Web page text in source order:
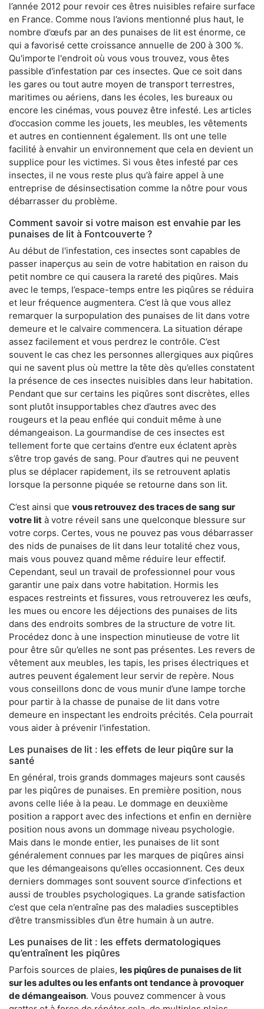
l’année 2012 pour revoir ces êtres nuisibles refaire surface
en France. Comme nous l’avions mentionné plus haut, le
nombre d’œufs par an des punaises de lit est énorme, ce
qui a favorisé cette croissance annuelle de 200 à 300 %.
Qu'importe l'endroit où vous vous trouvez, vous êtes
passible d'infestation par ces insectes. Que ce soit dans
les gares ou tout autre moyen de transport terrestres,
maritimes ou aériens, dans les écoles, les bureaux ou
encore les cinémas, vous pouvez être infesté. Les articles
d’occasion comme les jouets, les meubles, les vêtements
et autres en contiennent également. Ils ont une telle
facilité à envahir un environnement que cela en devient un
supplice pour les victimes. Si vous êtes infesté par ces
insectes, il ne vous reste plus qu’à faire appel à une
entreprise de désinsectisation comme la nôtre pour vous
débarrasser du problème.
Comment savoir si votre maison est envahie par les
punaises de lit à Fontcouverte ?
Au début de l'infestation, ces insectes sont capables de
passer inaperçus au sein de votre habitation en raison du
petit nombre ce qui causera la rareté des piqûres. Mais
avec le temps, l’espace-temps entre les piqûres se réduira
et leur fréquence augmentera. C’est là que vous allez
remarquer la surpopulation des punaises de lit dans votre
demeure et le calvaire commencera. La situation dérape
assez facilement et vous perdrez le contrôle. C’est
souvent le cas chez les personnes allergiques aux piqûres
qui ne savent plus où mettre la tête dès qu’elles constatent
la présence de ces insectes nuisibles dans leur habitation.
Pendant que sur certains les piqûres sont discrètes, elles
sont plutôt insupportables chez d’autres avec des
rougeurs et la peau enflée qui conduit même à une
démangeaison. La gourmandise de ces insectes est
tellement forte que certains d’entre eux éclatent après
s’être trop gavés de sang. Pour d’autres qui ne peuvent
plus se déplacer rapidement, ils se retrouvent aplatis
lorsque la personne piquée se retourne dans son lit.
C’est ainsi que vous retrouvez des traces de sang sur
votre lit à votre réveil sans une quelconque blessure sur
votre corps. Certes, vous ne pouvez pas vous débarrasser
des nids de punaises de lit dans leur totalité chez vous,
mais vous pouvez quand même réduire leur effectif.
Cependant, seul un travail de professionnel pour vous
garantir une paix dans votre habitation. Hormis les
espaces restreints et fissures, vous retrouverez les œufs,
les mues ou encore les déjections des punaises de lits
dans des endroits sombres de la structure de votre lit.
Procédez donc à une inspection minutieuse de votre lit
pour être sûr qu’elles ne sont pas présentes. Les revers de
vêtement aux meubles, les tapis, les prises électriques et
autres peuvent également leur servir de repère. Nous
vous conseillons donc de vous munir d’une lampe torche
pour partir à la chasse de punaise de lit dans votre
demeure en inspectant les endroits précités. Cela pourrait
vous aider à prévenir l'infestation.
Les punaises de lit : les effets de leur piqûre sur la
santé
En général, trois grands dommages majeurs sont causés
par les piqûres de punaises. En première position, nous
avons celle liée à la peau. Le dommage en deuxième
position a rapport avec des infections et enfin en dernière
position nous avons un dommage niveau psychologie.
Mais dans le monde entier, les punaises de lit sont
généralement connues par les marques de piqûres ainsi
que les démangeaisons qu’elles occasionnent. Ces deux
derniers dommages sont souvent source d’infections et
aussi de troubles psychologiques. La grande satisfaction
c’est que cela n’entraîne pas des maladies susceptibles
d’être transmissibles d’un être humain à un autre.
Les punaises de lit : les effets dermatologiques
qu’entraînent les piqûres
Parfois sources de plaies, les piqûres de punaises de lit
sur les adultes ou les enfants ont tendance à provoquer
de démangeaison. Vous pouvez commencer à vous